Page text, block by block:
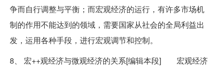
争而自行调整与平衡；而宏观经济的运行，有许多市场机
制的作用不能达到的领域，需要国家从社会的全局利益出
发，运用各种手段，进行宏观调节和控制。
8、 宏++观经济与微观经济的关系[编辑本段] 宏观经济